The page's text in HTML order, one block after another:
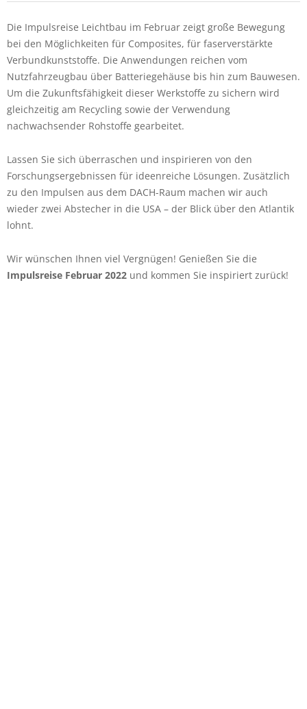
Die Impulsreise Leichtbau im Februar zeigt große Bewegung
bei den Möglichkeiten für Composites, für faserverstärkte
Verbundkunststoffe. Die Anwendungen reichen vom
Nutzfahrzeugbau über Batteriegehäuse bis hin zum Bauwesen.
Um die Zukunftsfähigkeit dieser Werkstoffe zu sichern wird
gleichzeitig am Recycling sowie der Verwendung
nachwachsender Rohstoffe gearbeitet.
Lassen Sie sich überraschen und inspirieren von den
Forschungsergebnissen für ideenreiche Lösungen. Zusätzlich
zu den Impulsen aus dem DACH-Raum machen wir auch
wieder zwei Abstecher in die USA – der Blick über den Atlantik
lohnt.
Wir wünschen Ihnen viel Vergnügen! Genießen Sie die
Impulsreise Februar 2022 und kommen Sie inspiriert zurück!